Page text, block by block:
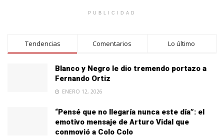
PUBLICIDAD
Tendencias Comentarios Lo último
Blanco y Negro le dio tremendo portazo a
Fernando Ortiz
ENERO 12, 2026
“Pensé que no llegaría nunca este día”: el
emotivo mensaje de Arturo Vidal que
conmovió a Colo Colo